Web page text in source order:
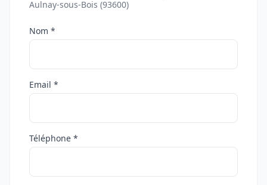
Aulnay-sous-Bois (93600)
Nom *
Email *
Téléphone *